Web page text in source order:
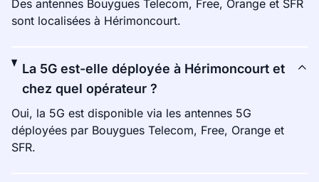
Des antennes Bouygues Telecom, Free, Orange et SFR
sont localisées à Hérimoncourt.
La 5G est-elle déployée à Hérimoncourt et
chez quel opérateur ?
Oui, la 5G est disponible via les antennes 5G
déployées par Bouygues Telecom, Free, Orange et
SFR.